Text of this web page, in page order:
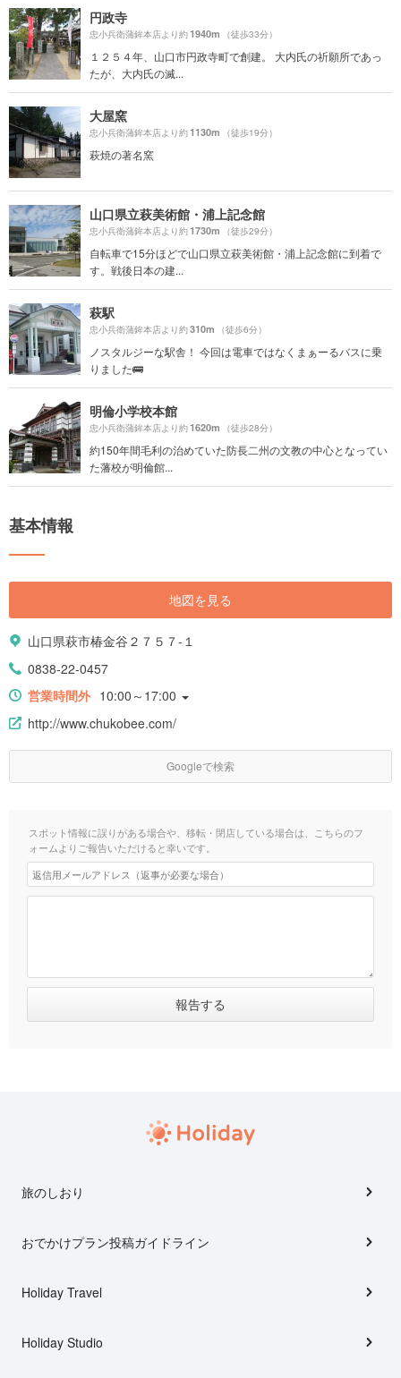
円政寺
忠小兵衛蒲鉾本店より約1940m （徒歩33分）
１２５４年、山口市円政寺町で創建。 大内氏の祈願所であっ
たが、大内氏の滅...
大屋窯
忠小兵衛蒲鉾本店より約1130m （徒歩19分）
萩焼の著名窯
山口県立萩美術館・浦上記念館
忠小兵衛蒲鉾本店より約1730m （徒歩29分）
自転車で15分ほどで山口県立萩美術館・浦上記念館に到着で
す。戦後日本の建...
萩駅
忠小兵衛蒲鉾本店より約310m （徒歩6分）
ノスタルジーな駅舎！ 今回は電車ではなくまぁーるバスに乗
りました🚌
明倫小学校本館
忠小兵衛蒲鉾本店より約1620m （徒歩28分）
約150年間毛利の治めていた防長二州の文教の中心となってい
た藩校が明倫館...
基本情報
地図を見る
山口県萩市椿金谷２７５７-１
0838-22-0457
営業時間外 10:00～17:00
http://www.chukobee.com/
Googleで検索
スポット情報に誤りがある場合や、移転・閉店している場合は、こちらのフ
ォームよりご報告いただけると幸いです。
旅のしおり
おでかけプラン投稿ガイドライン
Holiday Travel
Holiday Studio